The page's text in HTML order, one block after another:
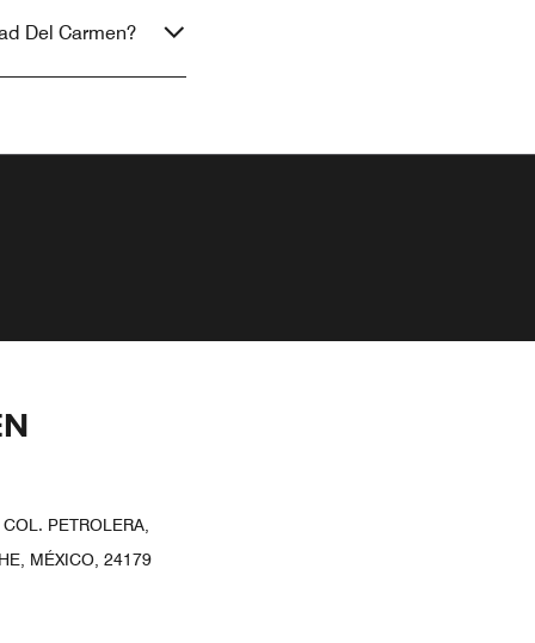
Del Carmen?
PETROLERA,
MÉXICO, 24179